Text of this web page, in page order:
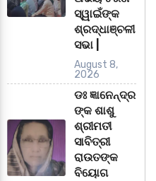
ସ୍ୱାଇଁଙ୍କ
ଶ୍ରଦ୍ଧାଞ୍ଚଳୀ
ସଭା |
August 8,
2026
ଡଃ ଜ୍ଞାନେନ୍ଦ୍ର
ଙ୍କ ଶାଶୁ
ଶ୍ରୀମତୀ
ସାବିତ୍ରୀ
ରାଉତଙ୍କ
ବିୟୋଗ